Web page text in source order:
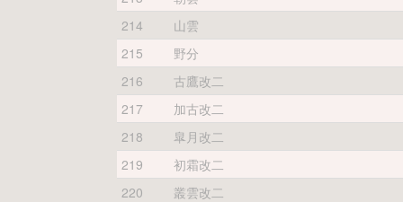
214
山雲
215
野分
216
古鷹改二
217
加古改二
218
皐月改二
219
初霜改二
220
叢雲改二